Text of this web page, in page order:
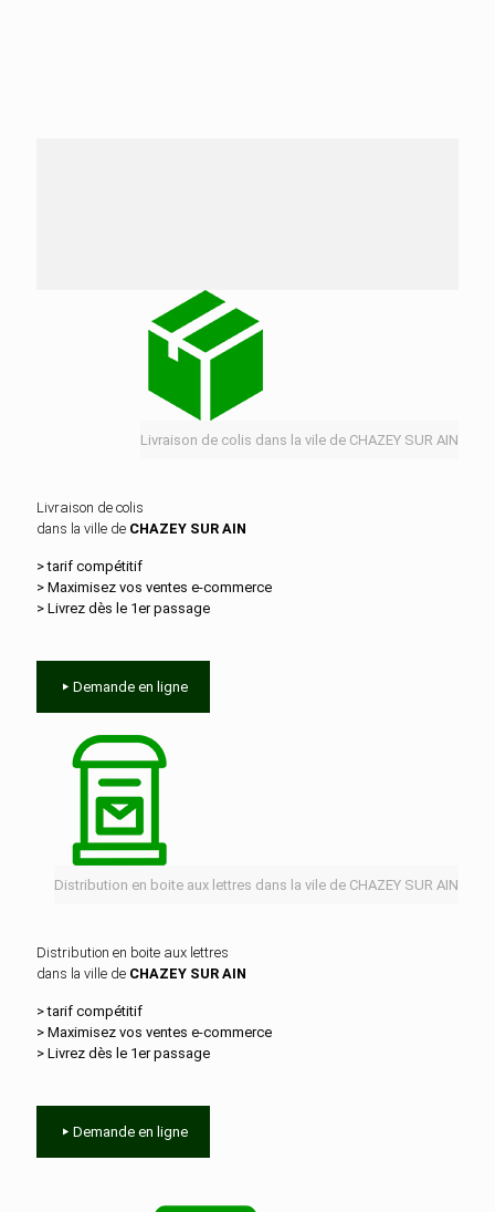
Livraison de colis dans la vile de CHAZEY SUR AIN
Livraison de colis
dans la ville de CHAZEY SUR AIN
> tarif compétitif
> Maximisez vos ventes e‑commerce
> Livrez dès le 1er passage
Demande en ligne
Distribution en boite aux lettres dans la vile de CHAZEY SUR AIN
Distribution en boite aux lettres
dans la ville de CHAZEY SUR AIN
> tarif compétitif
> Maximisez vos ventes e‑commerce
> Livrez dès le 1er passage
Demande en ligne